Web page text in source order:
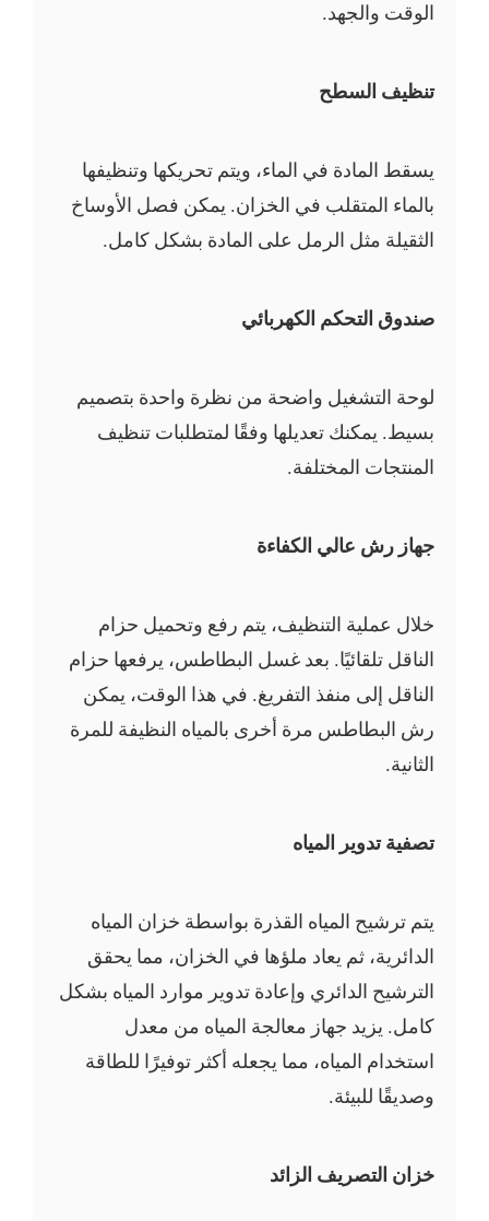
الوقت والجهد.
تنظيف السطح
يسقط المادة في الماء، ويتم تحريكها وتنظيفها
بالماء المتقلب في الخزان. يمكن فصل الأوساخ
الثقيلة مثل الرمل على المادة بشكل كامل.
صندوق التحكم الكهربائي
لوحة التشغيل واضحة من نظرة واحدة بتصميم
بسيط. يمكنك تعديلها وفقًا لمتطلبات تنظيف
المنتجات المختلفة.
جهاز رش عالي الكفاءة
خلال عملية التنظيف، يتم رفع وتحميل حزام
الناقل تلقائيًا. بعد غسل البطاطس، يرفعها حزام
الناقل إلى منفذ التفريغ. في هذا الوقت، يمكن
رش البطاطس مرة أخرى بالمياه النظيفة للمرة
الثانية.
تصفية تدوير المياه
يتم ترشيح المياه القذرة بواسطة خزان المياه
الدائرية، ثم يعاد ملؤها في الخزان، مما يحقق
الترشيح الدائري وإعادة تدوير موارد المياه بشكل
كامل. يزيد جهاز معالجة المياه من معدل
استخدام المياه، مما يجعله أكثر توفيرًا للطاقة
وصديقًا للبيئة.
خزان التصريف الزائد